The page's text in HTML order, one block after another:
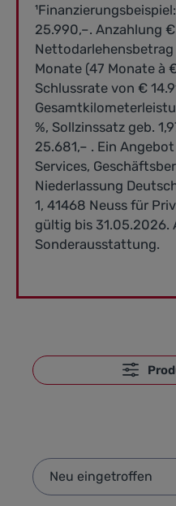
25.990,–. Anzahlung
Monate (47 Monate à
Schlussrate von €
%, Sollzinssatz geb.
25.681,– . Ein
Services,
Niederlassung
1, 41468 Neuss für
gültig bis 31.05.2026.
Sonderausstattung.